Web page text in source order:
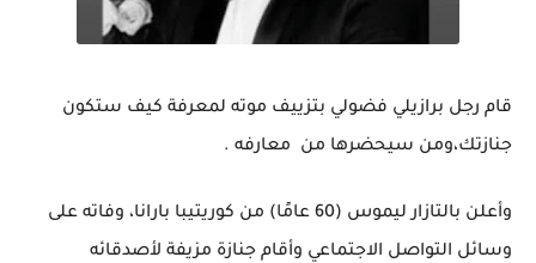
قام رجل برازيلي فضولي بتزييف موته لمعرفة كيف ستكون
جنازتك،ومن سيحضرها من معارفه .
وأعلن بالتازار ليموس (60 عامًا) من كوريتيبا بارانا، وفاته على
وسائل التواصل الاجتماعي وأقام جنازة مزيفة لأصدقائه